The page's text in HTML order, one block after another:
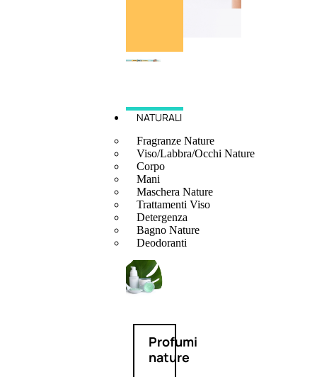
NATURALI
Fragranze Nature
Viso/Labbra/Occhi Nature
Corpo
Mani
Maschera Nature
Trattamenti Viso
Detergenza
Bagno Nature
Deodoranti
Profumi
nature